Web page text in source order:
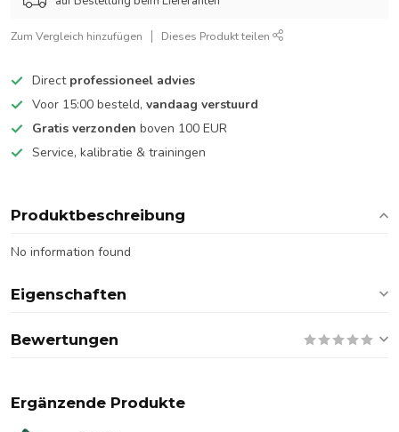
Zum Vergleich hinzufügen Dieses Produkt teilen
Direct professioneel advies
Voor 15:00 besteld, vandaag verstuurd
Gratis verzonden boven 100 EUR
Service, kalibratie & trainingen
Produktbeschreibung
No information found
Eigenschaften
Bewertungen
Ergänzende Produkte